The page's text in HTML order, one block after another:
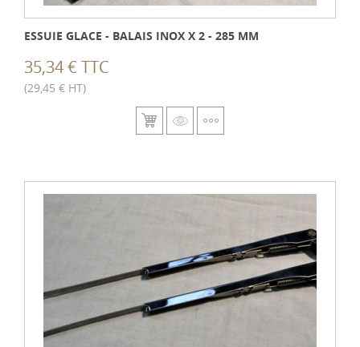
ESSUIE GLACE - BALAIS INOX X 2 - 285 MM
35,34 € TTC
(29,45 € HT)